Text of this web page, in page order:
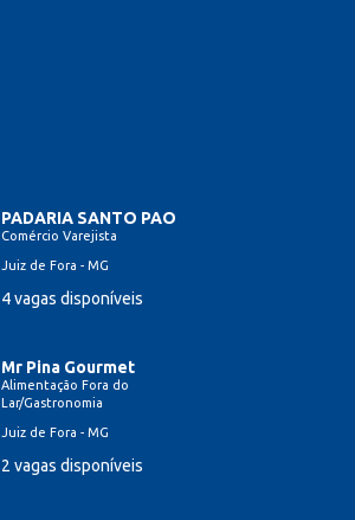
PADARIA SANTO PAO
Comércio Varejista
Juiz de Fora - MG
4 vagas disponíveis
Mr Pina Gourmet
Alimentação Fora do
Lar/Gastronomia
Juiz de Fora - MG
2 vagas disponíveis